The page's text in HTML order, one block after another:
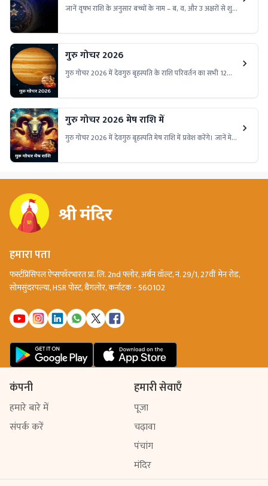
जानें वृषभ राशि के अनुसार बच्चों के नाम – ब, व, और उ अक्षरों से शुरू
अनुसार सही नाम चुनें।
गुरु गोचर 2026
गुरु गोचर 2026 में देवगुरु बृहस्पति के राशि परिवर्तन का सभी 12
धन, स्वास्थ्य और भाग्य से जुड़ी पूरी भविष्यवाणी।
गुरु गोचर 2026 मेष राशि में
गुरु गोचर 2026 में देवगुरु बृहस्पति मेष राशि में प्रवेश करेंगे। जानें मेष
धन, विवाह, स्वास्थ्य और भाग्य से जुड़ी पूरी भविष्यवाणी।
हमारा पता
फर्स्टप्रिंसिपल ऐप्सफॉरभारत प्रा. लि. 2nd फ्लोर, अर्बन वॉल्ट, नं. 29/1, 27वीं मेन रोड,
सोमसुंदरपल्या, HSR पोस्ट, बैंगलोर, कर्नाटक - 560102
कंपनी
हमारे बारे में
संपर्क करें
हमारी सेवाएँ
पूजा
चढ़ावा
पंचांग
मंदिर